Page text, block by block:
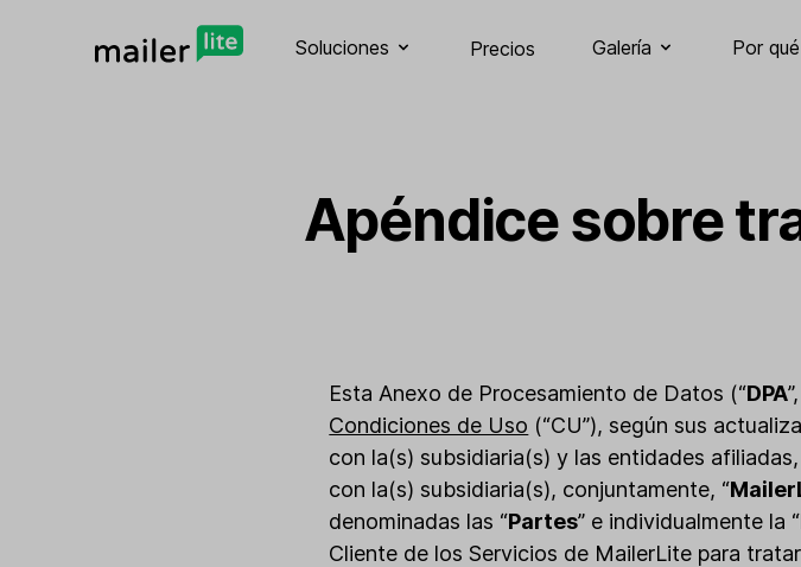
Soluciones Precios Galería Por
Apéndice sobre
Esta Anexo de Procesamiento de Datos (“DPA
Condiciones de Uso (“CU”), según sus
con la(s) subsidiaria(s) y las entidades
con la(s) subsidiaria(s), conjuntamente, “
denominadas las “Partes” e individualmente la “
Cliente de los Servicios de MailerLite para